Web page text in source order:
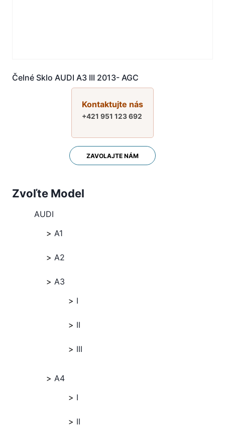
Čelné Sklo AUDI A3 III 2013- AGC
Kontaktujte nás
+421 951 123 692
ZAVOLAJTE NÁM
Zvoľte Model
AUDI
A1
A2
A3
I
II
III
A4
I
II